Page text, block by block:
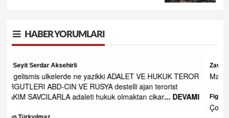
HABER YORUMLARI
TEROR
... DEVAMI
Zavallı işçi
Maaşa gelince Afrika baz aliniyor
Figen alkan
Çok zengin olursunuz belki engeliden ne isdiyosunuz